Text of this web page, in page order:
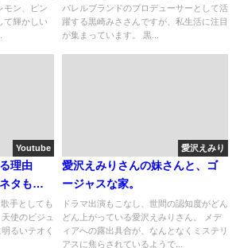
モン、ピン
て輝かしい
パレルブランドのプロデューサーとして活
躍する黒崎みささんですが、私生活に注目
が集まっています。 黒...
Youtube
理由
タもま
手としても
使のビジュ
るいテオく
愛沢えみり
愛沢えみりさんの妹さんと、ゴ
ージャスな家。
ドラマ出演もこなし、世間の認知度がどん
どん上がっている愛沢えみりさん。 メデ
ィアへの露出具合が、なんとなくミステリ
アスに焦らされているようで...